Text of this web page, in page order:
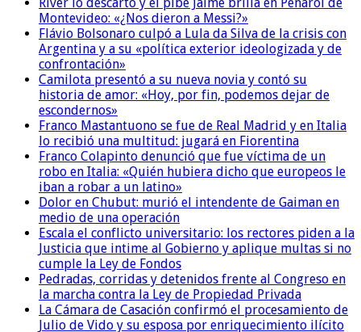
Montevideo: «¿Nos dieron a Messi?»
Flávio Bolsonaro culpó a Lula da Silva de la crisis con
Argentina y a su «política exterior ideologizada y de
confrontación»
Camilota presentó a su nueva novia y contó su
historia de amor: «Hoy, por fin, podemos dejar de
escondernos»
Franco Mastantuono se fue de Real Madrid y en Italia
lo recibió una multitud: jugará en Fiorentina
Franco Colapinto denunció que fue víctima de un
robo en Italia: «Quién hubiera dicho que europeos le
iban a robar a un latino»
Dolor en Chubut: murió el intendente de Gaiman en
medio de una operación
Escala el conflicto universitario: los rectores piden a la
Justicia que intime al Gobierno y aplique multas si no
cumple la Ley de Fondos
Pedradas, corridas y detenidos frente al Congreso en
la marcha contra la Ley de Propiedad Privada
La Cámara de Casación confirmó el procesamiento de
Julio de Vido y su esposa por enriquecimiento ilícito